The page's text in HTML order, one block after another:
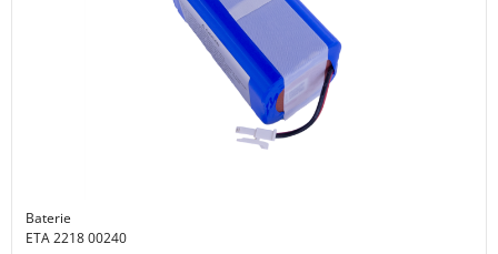
Baterie
ETA 2218 00240